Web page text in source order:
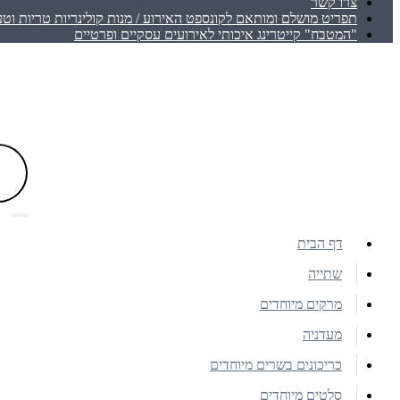
תפריט מושלם ומותאם לקונספט האירוע / מנות קולינריות טריות
"המטבח" קייטרינג איכותי לאירועים עסקיים ופרטיים
דף הבית
שתייה
מרקים מיוחדים
מעדניה
כריכונים בשרים מיוחדים
סלטים מיוחדים